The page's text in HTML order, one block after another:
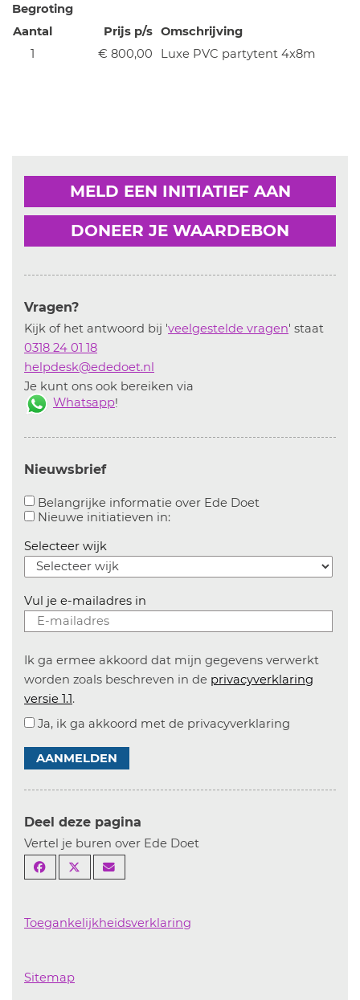
Begroting
Aantal
Prijs p/s Omschrijving
1
€ 800,00 Luxe PVC partytent 4x8m
MELD EEN INITIATIEF AAN
DONEER JE WAARDEBON
Vragen?
Kijk of het antwoord bij 'veelgestelde vragen' staat
0318 24 01 18
helpdesk@ededoet.nl
Je kunt ons ook bereiken via
Whatsapp!
Nieuwsbrief
Belangrijke informatie over Ede Doet
Nieuwe initiatieven in:Aanvinken om informatie over
Selecteer wijk
Vul je e-mailadres in
Ik ga ermee akkoord dat mijn gegevens verwerkt
worden zoals beschreven in de privacyverklaring
versie 1.1.
Ja, ik ga akkoord met de privacyverklaring
AANMELDEN
Deel deze pagina
Vertel je buren over Ede Doet
Toegankelijkheidsverklaring
Sitemap